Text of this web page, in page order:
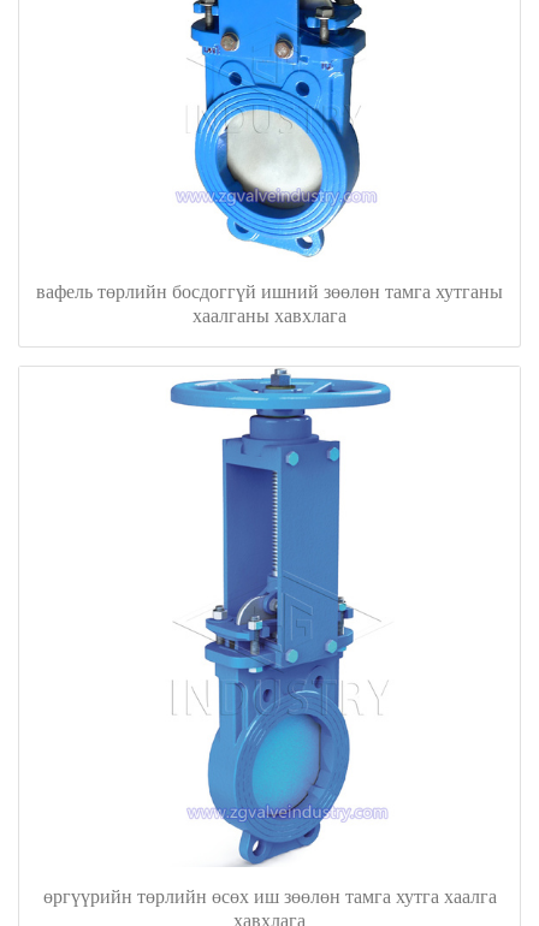
вафель төрлийн босдоггүй ишний зөөлөн тамга хутганы
хаалганы хавхлага
өргүүрийн төрлийн өсөх иш зөөлөн тамга хутга хаалга
хавхлага